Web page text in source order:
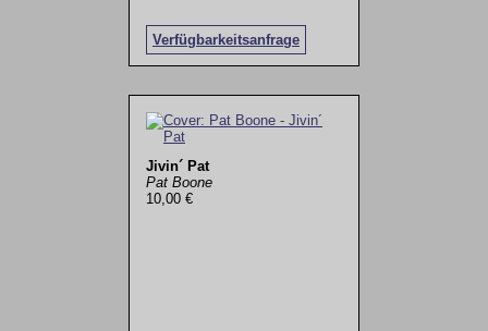
Verfügbarkeitsanfrage
Jivin´ Pat
Pat Boone
10,00 €